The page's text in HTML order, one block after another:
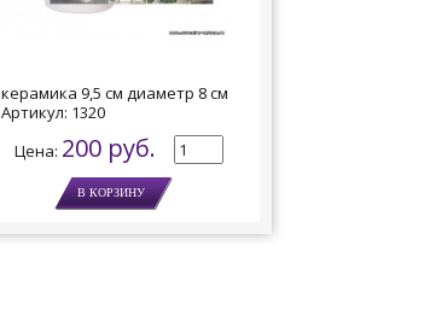
керамика 9,5 см диаметр 8 см
Артикул: 1320
Цена: 200 руб.